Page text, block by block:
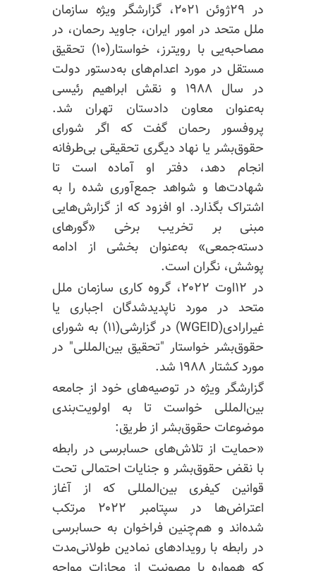
در ۲۹ژوئن ۲۰۲۱، گزارشگر ویژه سازمان
ملل متحد در امور ایران، جاوید رحمان، در
مصاحبه‌یی با رویترز، خواستار(۱۰) تحقیق
مستقل در مورد اعدام‌های به‌دستور دولت
در سال ۱۹۸۸ و نقش ابراهیم رئیسی
به‌عنوان معاون دادستان تهران شد.
پروفسور رحمان گفت که اگر شورای
حقوق‌بشر یا نهاد دیگری تحقیقی بی‌طرفانه
انجام دهد، دفتر او آماده است تا
شهادت‌ها و شواهد جمع‌آوری شده را به
اشتراک بگذارد. او افزود که از گزارش‌هایی
مبنی بر تخریب برخی «گورهای
دسته‌جمعی» به‌عنوان بخشی از ادامه
پوشش، نگران است.
در ۱۲اوت ۲۰۲۲، گروه کاری سازمان ملل
متحد در مورد ناپدیدشدگان اجباری یا
غیرارادی(WGEID) در گزارشی(۱۱) به شورای
حقوق‌بشر خواستار "تحقیق بین‌المللی" در
مورد کشتار ۱۹۸۸ شد.
گزارشگر ویژه در توصیه‌های خود از جامعه
بین‌المللی خواست تا به اولویت‌بندی
موضوعات حقوق‌بشر از طریق:
«حمایت از تلاش‌های حسابرسی در رابطه
با نقض حقوق‌بشر و جنایات احتمالی تحت
قوانین کیفری بین‌المللی که از آغاز
اعتراض‌ها در سپتامبر ۲۰۲۲ مرتکب
شده‌اند و هم‌چنین فراخوان به حسابرسی
در رابطه با رویدادهای نمادین طولانی‌مدت